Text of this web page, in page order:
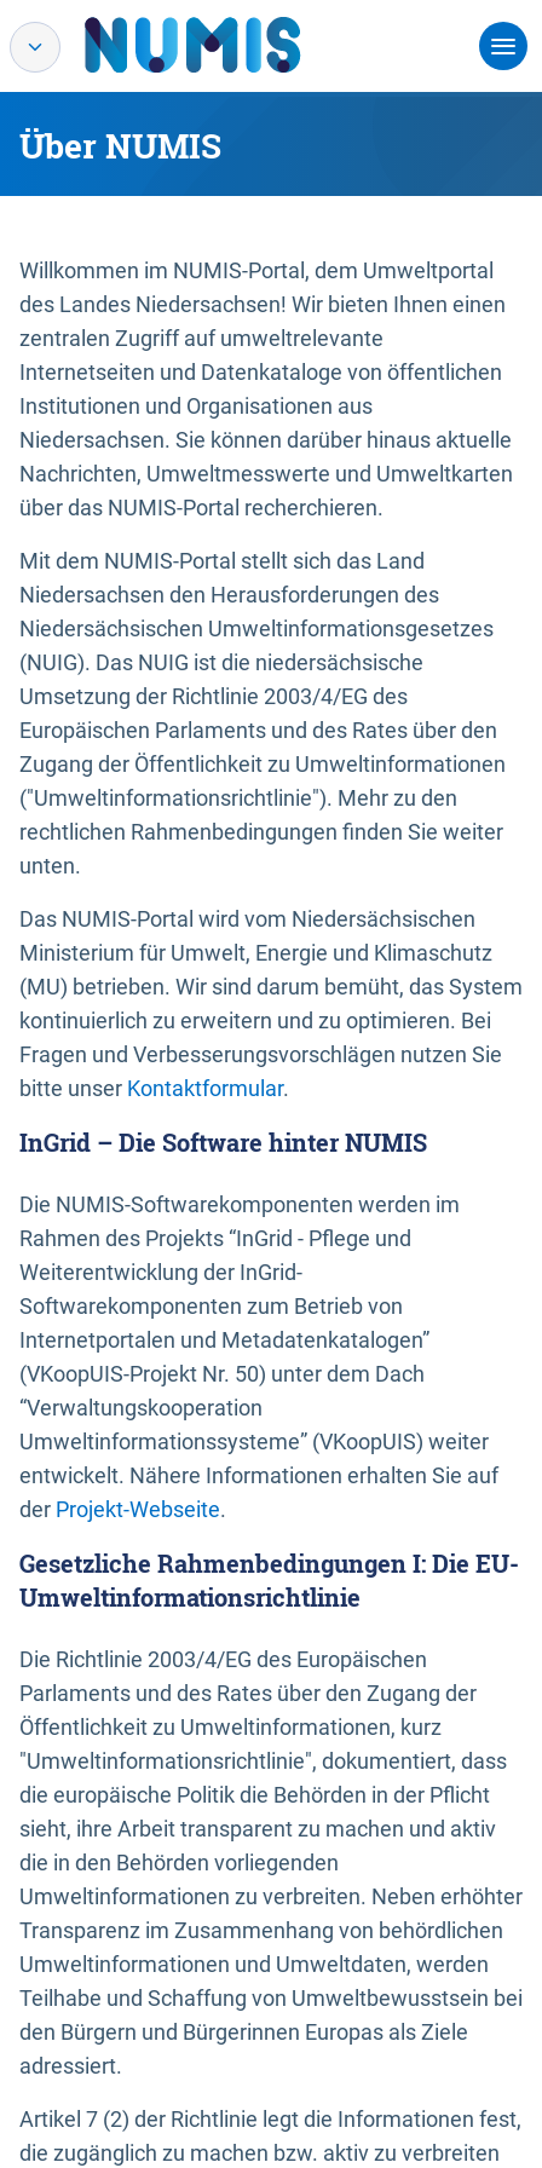
Über NUMIS
Willkommen im NUMIS-Portal, dem Umweltportal
des Landes Niedersachsen! Wir bieten Ihnen einen
zentralen Zugriff auf umweltrelevante
Internetseiten und Datenkataloge von öffentlichen
Institutionen und Organisationen aus
Niedersachsen. Sie können darüber hinaus aktuelle
Nachrichten, Umweltmesswerte und Umweltkarten
über das NUMIS-Portal recherchieren.
Mit dem NUMIS-Portal stellt sich das Land
Niedersachsen den Herausforderungen des
Niedersächsischen Umweltinformationsgesetzes
(NUIG). Das NUIG ist die niedersächsische
Umsetzung der Richtlinie 2003/4/EG des
Europäischen Parlaments und des Rates über den
Zugang der Öffentlichkeit zu Umweltinformationen
("Umweltinformationsrichtlinie"). Mehr zu den
rechtlichen Rahmenbedingungen finden Sie weiter
unten.
Das NUMIS-Portal wird vom Niedersächsischen
Ministerium für Umwelt, Energie und Klimaschutz
(MU) betrieben. Wir sind darum bemüht, das System
kontinuierlich zu erweitern und zu optimieren. Bei
Fragen und Verbesserungsvorschlägen nutzen Sie
bitte unser Kontaktformular.
InGrid – Die Software hinter NUMIS
Die NUMIS-Softwarekomponenten werden im
Rahmen des Projekts “InGrid - Pflege und
Weiterentwicklung der InGrid-
Softwarekomponenten zum Betrieb von
Internetportalen und Metadatenkatalogen”
(VKoopUIS-Projekt Nr. 50) unter dem Dach
“Verwaltungskooperation
Umweltinformationssysteme” (VKoopUIS) weiter
entwickelt. Nähere Informationen erhalten Sie auf
der Projekt-Webseite.
Gesetzliche Rahmenbedingungen I: Die EU-
Umweltinformationsrichtlinie
Die Richtlinie 2003/4/EG des Europäischen
Parlaments und des Rates über den Zugang der
Öffentlichkeit zu Umweltinformationen, kurz
"Umweltinformationsrichtlinie", dokumentiert, dass
die europäische Politik die Behörden in der Pflicht
sieht, ihre Arbeit transparent zu machen und aktiv
die in den Behörden vorliegenden
Umweltinformationen zu verbreiten. Neben erhöhter
Transparenz im Zusammenhang von behördlichen
Umweltinformationen und Umweltdaten, werden
Teilhabe und Schaffung von Umweltbewusstsein bei
den Bürgern und Bürgerinnen Europas als Ziele
adressiert.
Artikel 7 (2) der Richtlinie legt die Informationen fest,
die zugänglich zu machen bzw. aktiv zu verbreiten